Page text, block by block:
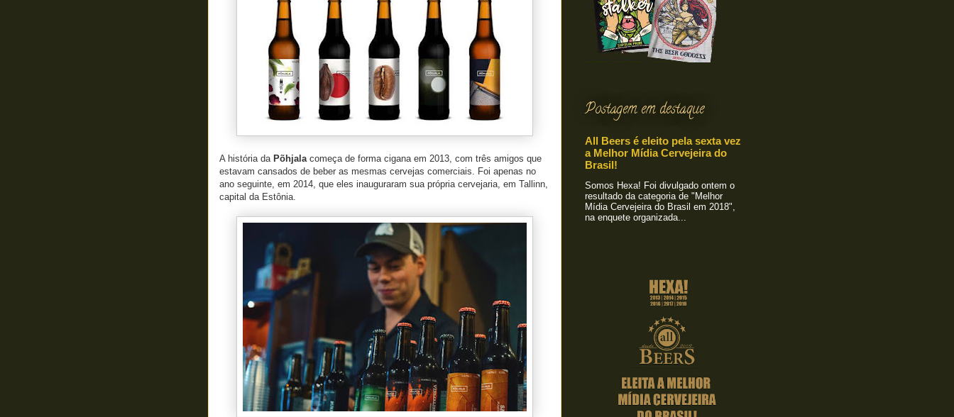
A história da Põhjalacomeça de forma cigana em 2013, com três amigos que
estavam cansados de beber as mesmas cervejas comerciais. Foi apenas no
ano seguinte, em 2014, que eles inauguraram sua própria cervejaria, em Tallinn,
capital da Estônia.
Postagem em destaque
All Beers é eleito pela sexta vez
a Melhor Mídia Cervejeira do
Brasil!
Somos Hexa! Foi divulgado ontem o
resultado da categoria de "Melhor
Mídia Cervejeira do Brasil em 2018",
na enquete organizada...